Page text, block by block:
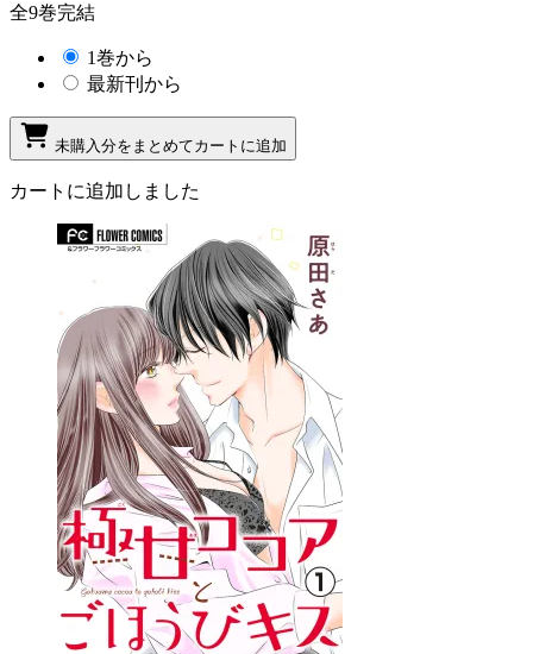
全9巻完結
1巻から
最新刊から
未購入分をまとめてカートに追加
カートに追加しました